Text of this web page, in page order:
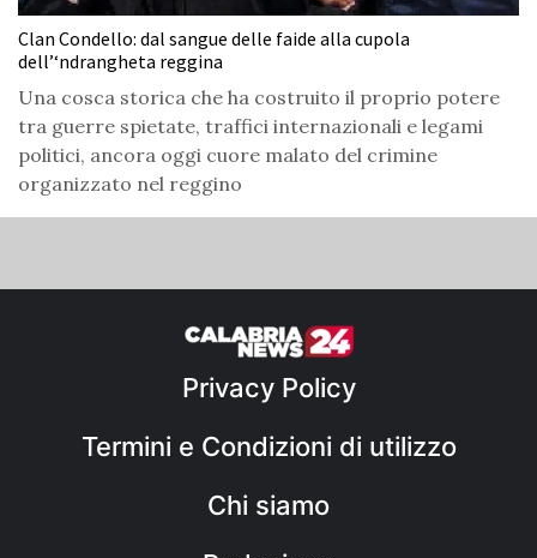
Clan Condello: dal sangue delle faide alla cupola
dell’‘ndrangheta reggina
Una cosca storica che ha costruito il proprio potere
tra guerre spietate, traffici internazionali e legami
politici, ancora oggi cuore malato del crimine
organizzato nel reggino
Privacy Policy
Termini e Condizioni di utilizzo
Chi siamo